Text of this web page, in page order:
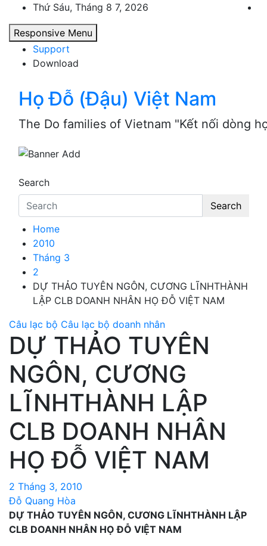
content
Thứ Sáu, Tháng 8 7, 2026
Responsive Menu
Support
Download
Họ Đỗ (Đậu) Việt Nam
The Do families of Vietnam "Kết nối dòng
Search
Search
Home
2010
Tháng 3
2
DỰ THẢO TUYÊN NGÔN, CƯƠNG LĨNHTHÀNH
LẬP CLB DOANH NHÂN HỌ ĐỖ VIỆT NAM
Câu lạc bộ Câu lạc bộ doanh nhân
DỰ THẢO TUYÊN
NGÔN, CƯƠNG
LĨNHTHÀNH LẬP
CLB DOANH NHÂN
HỌ ĐỖ VIỆT NAM
2 Tháng 3, 2010
Đỗ Quang Hòa
DỰ THẢO TUYÊN NGÔN, CƯƠNG LĨNHTHÀNH LẬP
CLB DOANH NHÂN HỌ ĐỖ VIỆT NAM